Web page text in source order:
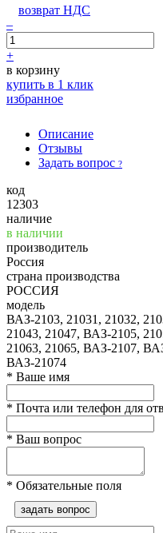
возврат НДС
–
+
в корзину
купить в 1 клик
избранное
Описание
Отзывы
Задать вопрос ?
код
12303
наличие
в наличии
производитель
Россия
страна производства
РОССИЯ
модель
ВАЗ-2103, 21031, 21032,
21043, 21047, ВАЗ-2105,
21063, 21065, ВАЗ-2107,
ВАЗ-21074
* Ваше имя
* Почта или телефон для
* Ваш вопрос
* Обязательные поля
задать вопрос